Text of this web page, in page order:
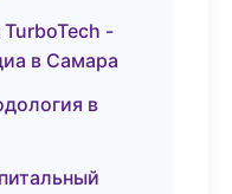
-
в Самара
в